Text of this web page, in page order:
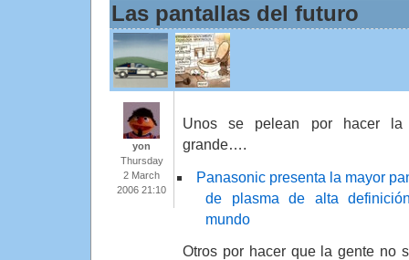
Las pantallas del futuro
yon
Thursday
2 March
2006 21:10
Unos se pelean por hacer la
grande….
Panasonic presenta la mayor
de plasma de alta
mundo
Otros por hacer que la gente no